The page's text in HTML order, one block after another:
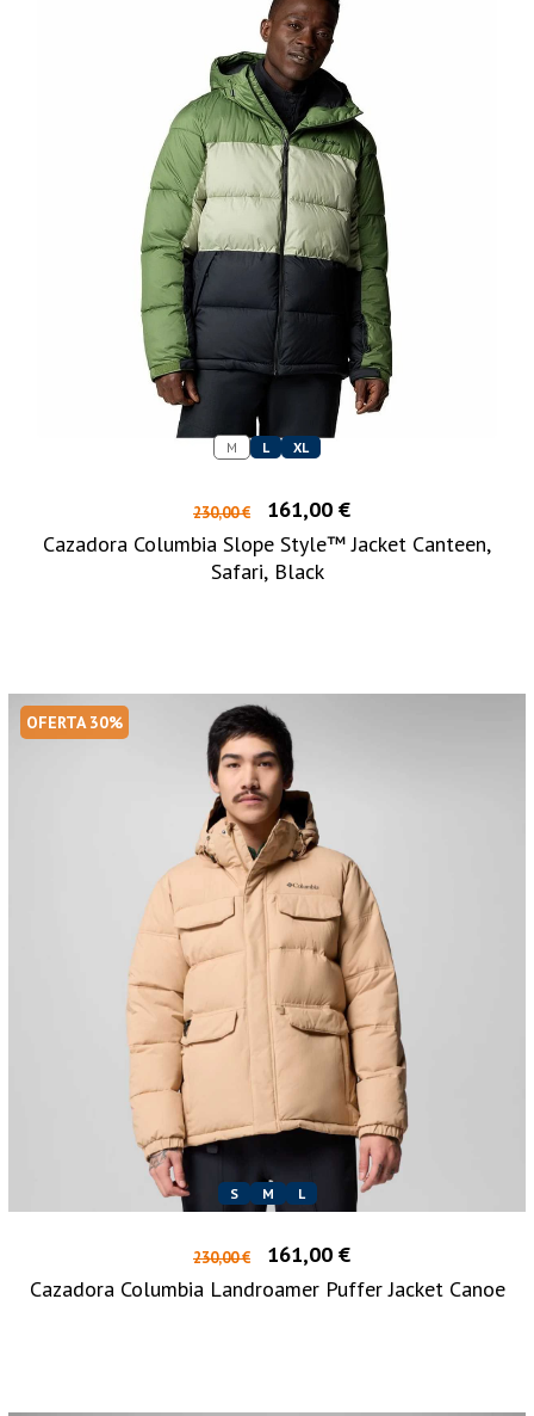
M L XL
230,00 €
161,00 €
Cazadora Columbia Slope Style™ Jacket Canteen,
Safari, Black
OFERTA 30%
S M L
230,00 €
161,00 €
Cazadora Columbia Landroamer Puffer Jacket Canoe